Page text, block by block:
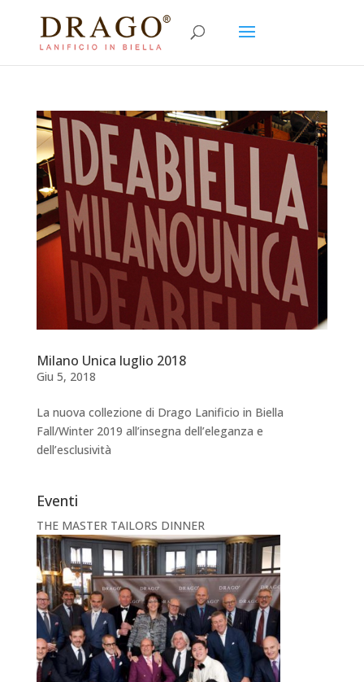
Milano Unica luglio 2018
Giu 5, 2018
La nuova collezione di Drago Lanificio in Biella
Fall/Winter 2019 all’insegna dell’eleganza e
dell’esclusività
Eventi
THE MASTER TAILORS DINNER